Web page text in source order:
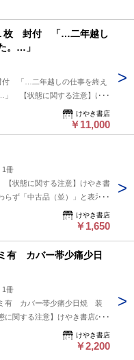
枚 封付 「…二年越し
。…」
「…二年越しの仕事を終え
」 【状態に関する注意】けや
関わらず「中古品（並）」と表
屋」は６段階の「状態」表記が
う商品の特質上、状態の簡易な
な）為、状態欄の「中古品
けやき書店
￥11,000
1冊
状態に関する注意】けやき書
らず「中古品（並）」と表示さ
は６段階の「状態」表記が必須
品の特質上、状態の簡易な区分
さい。痛みなどの瑕疵につき
て下さい。状態表記の無いも
けやき書店
￥1,650
有 カバー帯少痛少日
1冊
有 カバー帯少痛少日焼 装
関する注意】けやき書店の掲
中古品（並）」と表示されてい
階の「状態」表記が必須となり
けやき書店
￥2,200